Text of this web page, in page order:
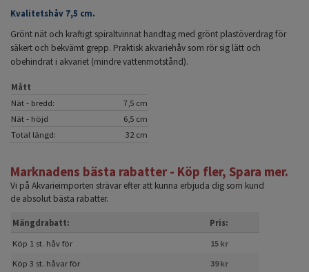
Kvalitetshåv 7,5 cm.
Grönt nät och kraftigt spiraltvinnat handtag med grönt plastöverdrag för
säkert och bekvämt grepp. Praktisk akvariehåv som rör sig lätt och
obehindrat i akvariet (mindre vattenmotstånd).
Mått
Nät - bredd:
7,5 cm
Nät - höjd
6,5 cm
Total längd:
32 cm
Marknadens bästa rabatter - Köp fler, Spara mer.
Vi på Akvarieimporten strävar efter att kunna erbjuda dig som kund
de absolut bästa rabatter.
Mängdrabatt:
Pris:
Köp 1 st. håv för
15 kr
Köp 3 st. håvar för
39 kr